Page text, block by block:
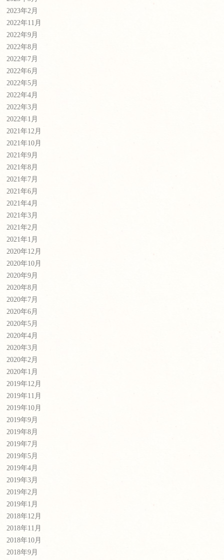
2023年2月
2022年11月
2022年9月
2022年8月
2022年7月
2022年6月
2022年5月
2022年4月
2022年3月
2022年1月
2021年12月
2021年10月
2021年9月
2021年8月
2021年7月
2021年6月
2021年4月
2021年3月
2021年2月
2021年1月
2020年12月
2020年10月
2020年9月
2020年8月
2020年7月
2020年6月
2020年5月
2020年4月
2020年3月
2020年2月
2020年1月
2019年12月
2019年11月
2019年10月
2019年9月
2019年8月
2019年7月
2019年5月
2019年4月
2019年3月
2019年2月
2019年1月
2018年12月
2018年11月
2018年10月
2018年9月